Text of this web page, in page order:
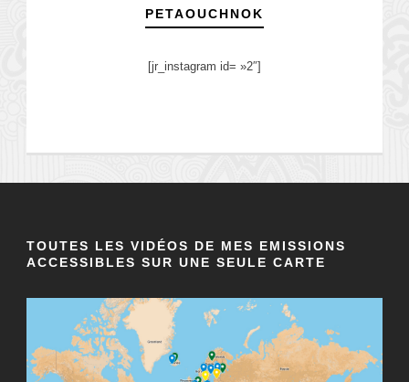
PETAOUCHNOK
[jr_instagram id= »2″]
TOUTES LES VIDÉOS DE MES EMISSIONS
ACCESSIBLES SUR UNE SEULE CARTE